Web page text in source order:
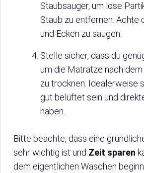
Staubsauger, um lose
Staub zu entfernen. Achte
und Ecken zu saugen.
Stelle sicher, dass du
um die Matratze nach
zu trocknen. Idealerweise
gut belüftet sein und
haben.
Bitte beachte, dass eine
sehr wichtig ist und Zeit sparen
dem eigentlichen Waschen